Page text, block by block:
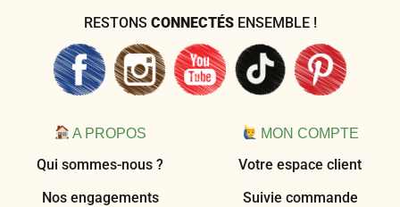
RESTONS CONNECTÉS ENSEMBLE !
A PROPOS
Qui sommes-nous ?
Nos engagements
MON COMPTE
Votre espace client
Suivie commande